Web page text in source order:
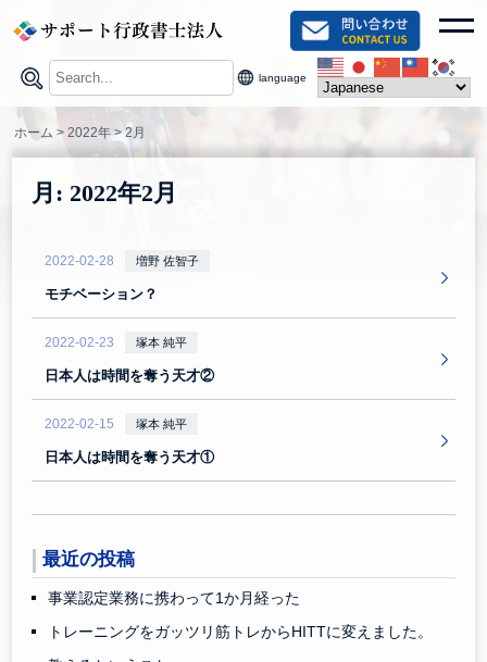
content
language
ホーム >2022年>2月
月: 2022年2月
2022-02-28 増野 佐智子
モチベーション？
2022-02-23 塚本 純平
日本人は時間を奪う天才②
2022-02-15 塚本 純平
日本人は時間を奪う天才①
最近の投稿
事業認定業務に携わって1か月経った
トレーニングをガッツリ筋トレからHITTに変えました。